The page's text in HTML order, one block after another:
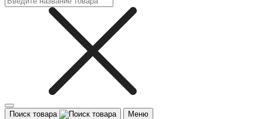
Поиск товара Меню